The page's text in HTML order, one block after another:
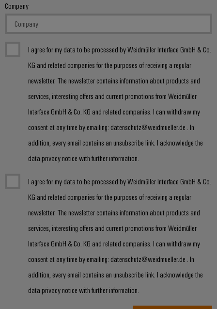
Company
I agree for my data to be processed by Weidmüller Interface GmbH & Co.
KG and related companies for the purposes of receiving a regular
newsletter. The newsletter contains information about products and
services, interesting offers and current promotions from Weidmüller
Interface GmbH & Co. KG and related companies. I can withdraw my
consent at any time by emailing: datenschutz@weidmueller.de . In
addition, every email contains an unsubscribe link. I acknowledge the
data privacy notice with further information.
I agree for my data to be processed by Weidmüller Interface GmbH & Co.
KG and related companies for the purposes of receiving a regular
newsletter. The newsletter contains information about products and
services, interesting offers and current promotions from Weidmüller
Interface GmbH & Co. KG and related companies. I can withdraw my
consent at any time by emailing: datenschutz@weidmueller.de . In
addition, every email contains an unsubscribe link. I acknowledge the
data privacy notice with further information.